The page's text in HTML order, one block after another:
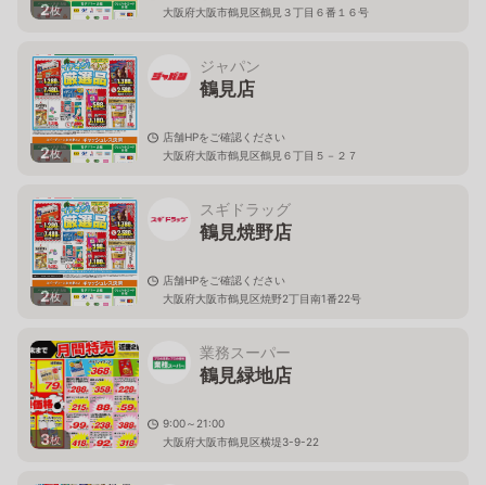
2枚
大阪府大阪市鶴見区鶴見３丁目６番１６号
2枚
ジャパン
鶴見店
店舗HPをご確認ください
大阪府大阪市鶴見区鶴見６丁目５－２７
2枚
スギドラッグ
鶴見焼野店
店舗HPをご確認ください
大阪府大阪市鶴見区焼野2丁目南1番22号
3枚
業務スーパー
鶴見緑地店
9:00～21:00
大阪府大阪市鶴見区横堤3-9-22